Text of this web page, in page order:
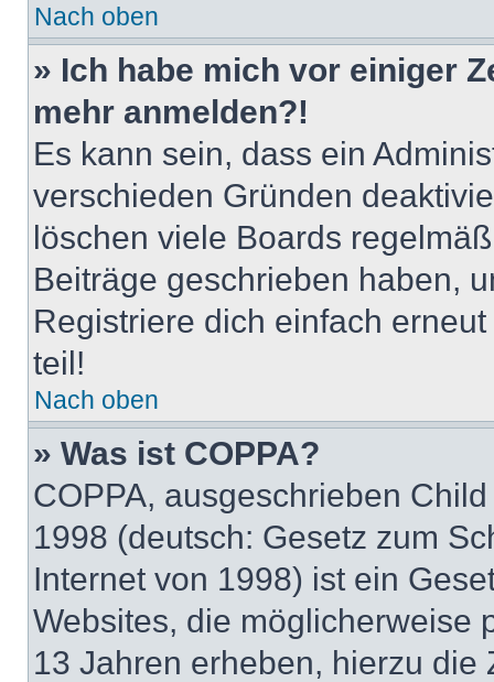
Nach oben
» Ich habe mich vor einiger
mehr anmelden?!
Es kann sein, dass ein
verschieden Gründen
löschen viele Boards
Beiträge geschrieben haben,
Registriere dich einfach
teil!
Nach oben
» Was ist COPPA?
COPPA, ausgeschrieben
1998 (deutsch: Gesetz zum
Internet von 1998) ist ein
Websites, die möglicherweise
13 Jahren erheben, hierzu die